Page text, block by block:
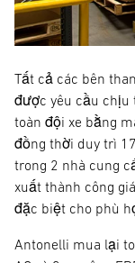
Tất cả các bên
được yêu cầu chịu
toàn đội xe bằng
đồng thời duy trì
trong 2 nhà cung
xuất thành công
đặc biệt cho phù
Antonelli mua lại